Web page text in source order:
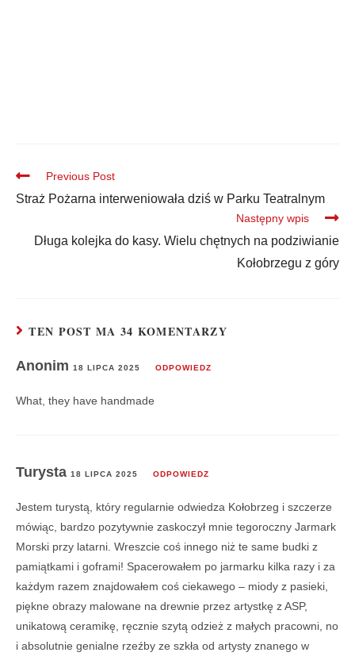
Previous Post
Straż Pożarna interweniowała dziś w Parku Teatralnym
Następny wpis
Długa kolejka do kasy. Wielu chętnych na podziwianie
Kołobrzegu z góry
TEN POST MA 34 KOMENTARZY
Anonim 18 LIPCA 2025 ODPOWIEDZ
What, they have handmade
Turysta 18 LIPCA 2025 ODPOWIEDZ
Jestem turystą, który regularnie odwiedza Kołobrzeg i szczerze
mówiąc, bardzo pozytywnie zaskoczył mnie tegoroczny Jarmark
Morski przy latarni. Wreszcie coś innego niż te same budki z
pamiątkami i goframi! Spacerowałem po jarmarku kilka razy i za
każdym razem znajdowałem coś ciekawego – miody z pasieki,
piękne obrazy malowane na drewnie przez artystkę z ASP,
unikatową ceramikę, ręcznie szytą odzież z małych pracowni, no
i absolutnie genialne rzeźby ze szkła od artysty znanego w